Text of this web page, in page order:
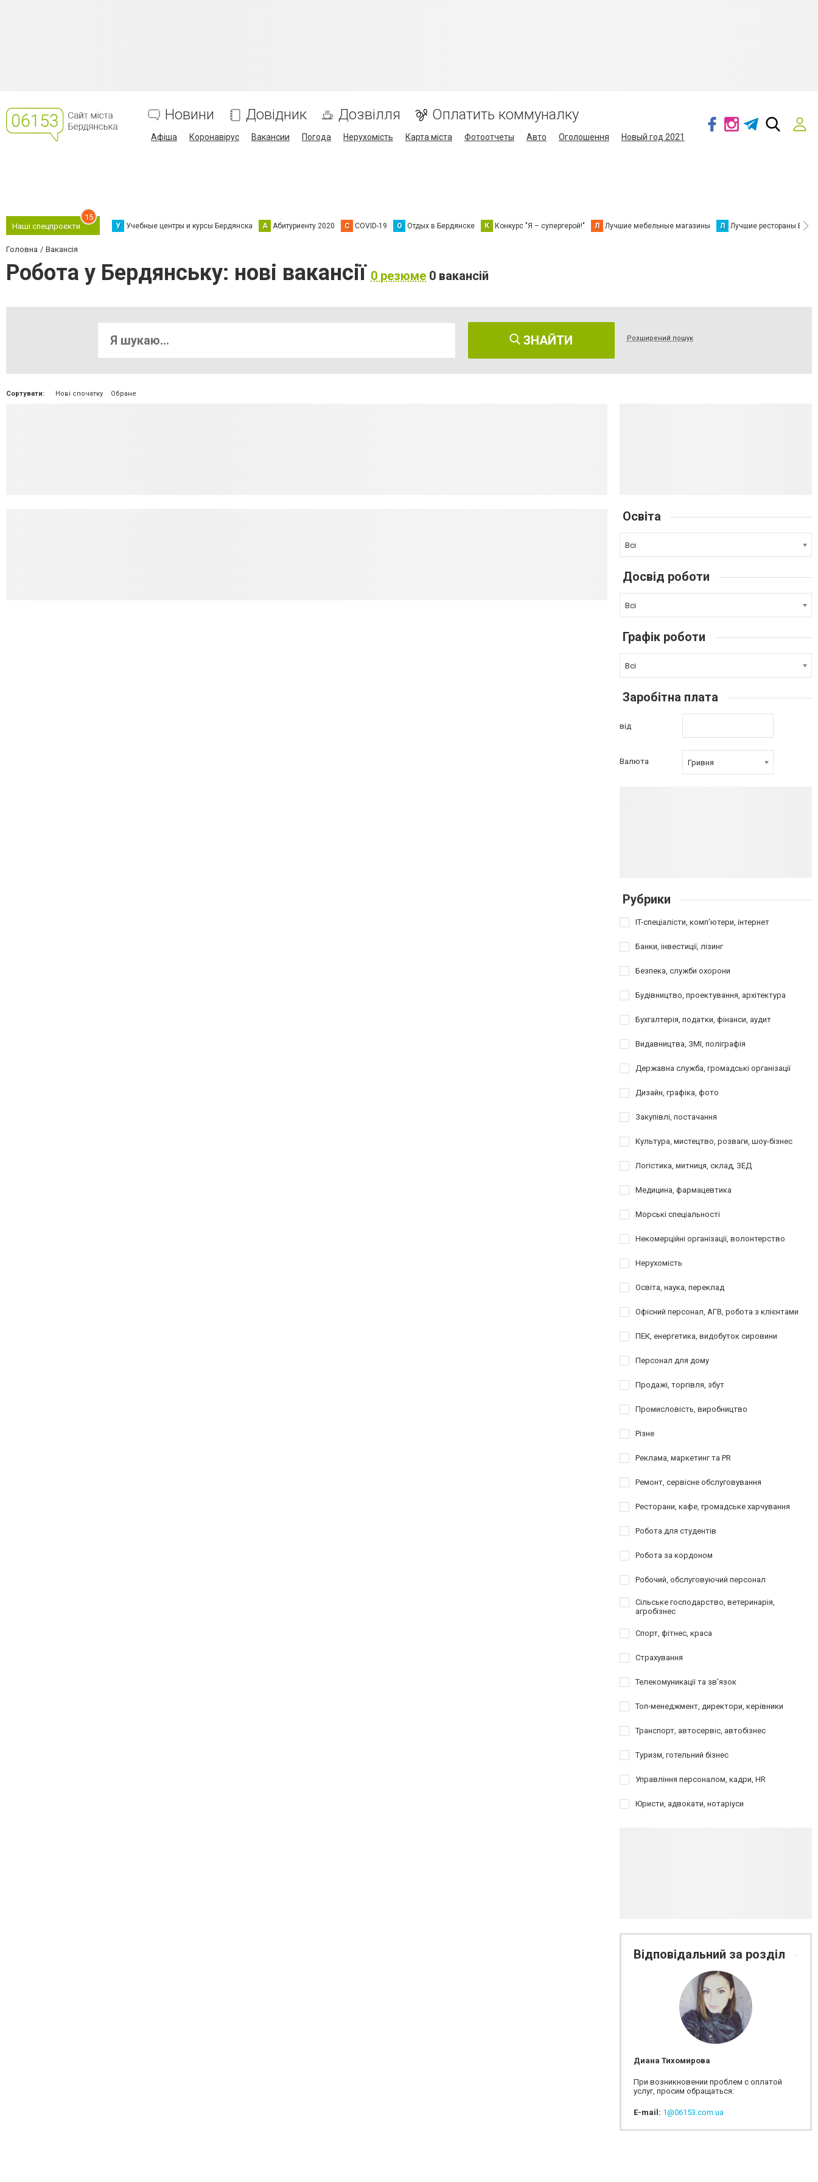
Новини Довідник Дозвілля Оплатить коммуналку
Афіша Коронавірус Вакансии Погода Нерухомість Карта міста Фотоотчеты Авто Оголошення Новый год 2021
Наші спецпроєкти
15
У Учебные центры и курсы Бердянска А Абитуриенту 2020 C COVID-19 О Отдых в Бердянске К Конкурс "Я – супергерой!" Л Лучшие мебельные магазины Л Лучшие рестораны
Головна Вакансія
Робота у Бердянську: нові вакансії 0 резюме 0 вакансій
ЗНАЙТИ Розширений пошук
Сортувати: Нові спочатку Обране
Освіта
Всі
Досвід роботи
Всі
Графік роботи
Всі
Заробітна плата
від
Валюта Гривня
Рубрики
IT-спеціалісти, комп'ютери, інтернет
Банки, інвестиції, лізинг
Безпека, служби охорони
Будівництво, проектування, архітектура
Бухгалтерія, податки, фінанси, аудит
Видавництва, ЗМІ, поліграфія
Державна служба, громадські організації
Дизайн, графіка, фото
Закупівлі, постачання
Культура, мистецтво, розваги, шоу-бізнес
Логістика, митниця, склад, ЗЕД
Медицина, фармацевтика
Морські спеціальності
Некомерційні організації, волонтерство
Нерухомість
Освіта, наука, переклад
Офісний персонал, АГВ, робота з клієнтами
ПЕК, енергетика, видобуток сировини
Персонал для дому
Продажі, торгівля, збут
Промисловість, виробництво
Різне
Реклама, маркетинг та PR
Ремонт, сервісне обслуговування
Ресторани, кафе, громадське харчування
Робота для студентів
Робота за кордоном
Робочий, обслуговуючий персонал
Сільське господарство, ветеринарія,
агробізнес
Спорт, фітнес, краса
Страхування
Телекомуникації та зв'язок
Топ-менеджмент, директори, керівники
Транспорт, автосервіс, автобізнес
Туризм, готельний бізнес
Управління персоналом, кадри, HR
Юристи, адвокати, нотаріуси
Відповідальний за розділ
Диана Тихомирова
При возникновении проблем с оплатой
услуг, просим обращаться:
E-mail: 1@06153.com.ua